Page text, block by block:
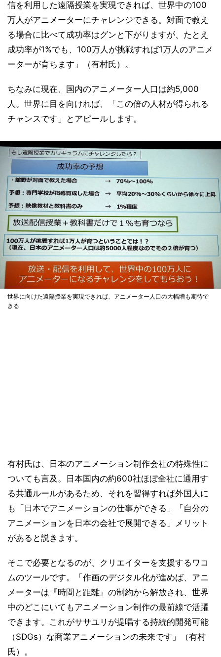
信を利用した遠隔授業を実現できれば、世界中の100
万人がアニメーターにチャレンジできる。対面で教え
る場合に比べて成功率はグンと下がりますが、たとえ
成功率が1%でも、100万人が挑戦すれば1万人のアニメ
ーターが育ちます」（有村氏）。
ちなみに現在、国内のアニメーター人口は約5,000
人。世界に目を向ければ、「この倍の人材が得られる
チャンスです」とアピールします。
世界に向けた遠隔授業を実現できれば、アニメーター人口の大幅増も期待で
きる
有村氏は、日本のアニメーション制作会社の特殊性に
ついても言及。日本国内の約600社ほぼ全社に通用す
る共通ルールがあるため、それを習得すれば外国人に
も「日本でアニメーションの仕事ができる」「自分の
アニメーションを日本の会社で展開できる」メリット
があると説きます。
そこで必要となるのが、クリエイターを支援するワコ
ムのツールです。「作画のデジタル化が進めば、アニ
メーターは『時間と距離』の制約から解放され、世界
中のどこにいてもアニメーション制作の最前線で活躍
できます。これがササユリが提唱する持続的開発可能
（SDGs）な商業アニメーションの未来です」（有村
氏）。